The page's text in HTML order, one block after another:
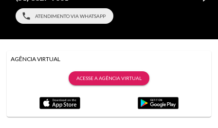
ATENDIMENTO VIA WHATSAPP
AGÊNCIA VIRTUAL
ACESSE A AGÊNCIA VIRTUAL